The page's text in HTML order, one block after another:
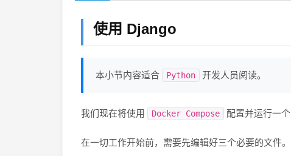
使用 Django
本小节内容适合 Python 开发人员阅读。
我们现在将使用 Docker Compose 配置并运行一个
在一切工作开始前，需要先编辑好三个必要的文件。